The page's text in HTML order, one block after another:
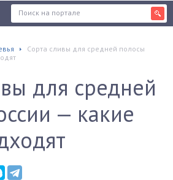
Сорта сливы для средней полосы
для средней
— какие